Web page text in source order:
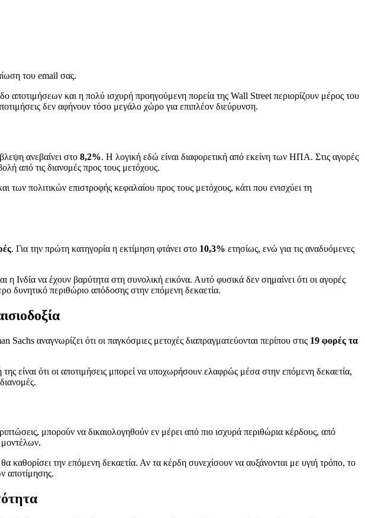
του email σας.
αποτιμήσεων και η πολύ ισχυρή προηγούμενη πορεία της Wall Street περιορίζουν μέρος του
δεν αφήνουν τόσο μεγάλο χώρο για επιπλέον διεύρυνση.
ανεβαίνει στο 8,2%. Η λογική εδώ είναι διαφορετική από εκείνη των ΗΠΑ. Στις αγορές
από τις διανομές προς τους μετόχους.
των πολιτικών επιστροφής κεφαλαίου προς τους μετόχους, κάτι που ενισχύει τη
. Για την πρώτη κατηγορία η εκτίμηση φτάνει στο 10,3% ετησίως, ενώ για τις αναδυόμενες
Ινδία να έχουν βαρύτητα στη συνολική εικόνα. Αυτό φυσικά δεν σημαίνει ότι οι αγορές
δυνητικό περιθώριο απόδοσης στην επόμενη δεκαετία.
Sachs αναγνωρίζει ότι οι παγκόσμιες μετοχές διαπραγματεύονται περίπου στις 19 φορές τα
είναι ότι οι αποτιμήσεις μπορεί να υποχωρήσουν ελαφρώς μέσα στην επόμενη δεκαετία,
μπορούν να δικαιολογηθούν εν μέρει από πιο ισχυρά περιθώρια κέρδους, από
μοντέλων.
καθορίσει την επόμενη δεκαετία. Αν τα κέρδη συνεχίσουν να αυξάνονται με υγιή τρόπο, το
αποτίμησης.